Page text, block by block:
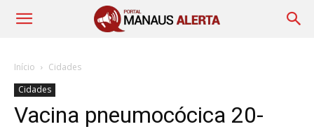
Início
Cidades
Cidades
Vacina pneumocócica 20-